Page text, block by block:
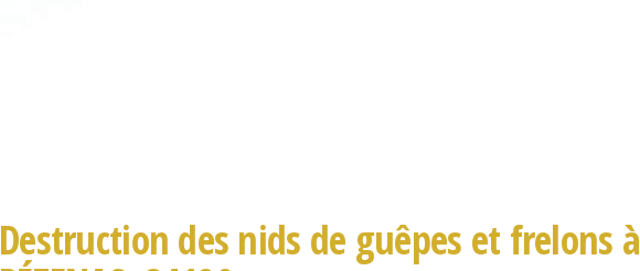
Destruction des nids de guêpes et frelons à